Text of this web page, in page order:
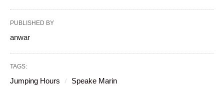
PUBLISHED BY
anwar
TAGS:
Jumping Hours Speake Marin